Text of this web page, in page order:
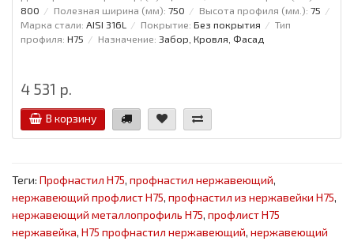
800
Полезная ширина (мм): 750 Высота профиля (мм.): 75
Марка стали: AISI 316L Покрытие: Без покрытия
Тип
профиля: Н75 Назначение: Забор, Кровля, Фасад
4 531 р.
В корзину
Теги: Профнастил Н75, профнастил нержавеющий,
нержавеющий профлист Н75, профнастил из нержавейки Н75,
нержавеющий металлопрофиль Н75, профлист Н75
нержавейка, Н75 профнастил нержавеющий, нержавеющий